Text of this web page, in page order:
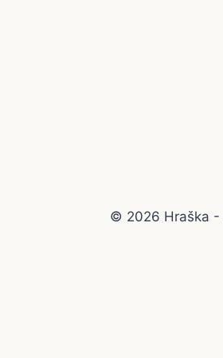
© 2026 Hraška -